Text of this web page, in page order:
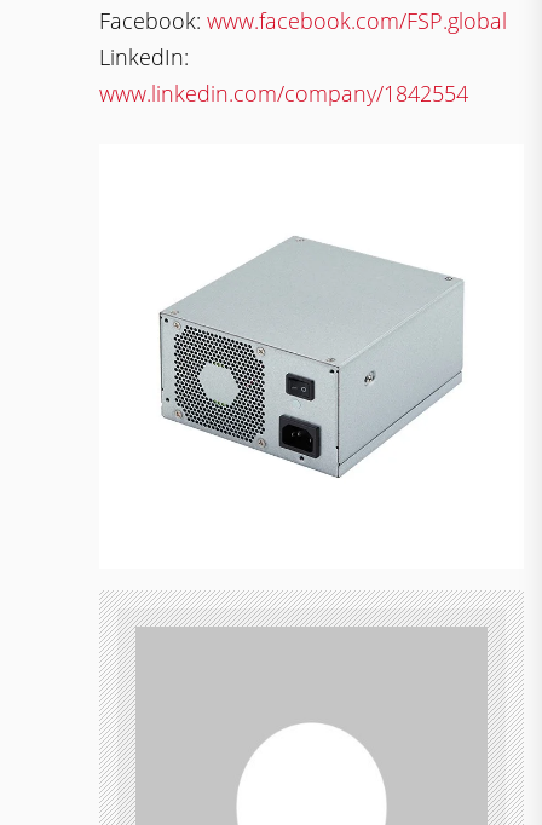
Facebook:www.facebook.com/FSP.global
LinkedIn:
www.linkedin.com/company/1842554